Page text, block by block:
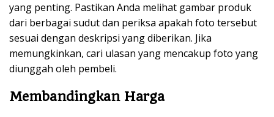
yang penting. Pastikan Anda melihat gambar produk
dari berbagai sudut dan periksa apakah foto tersebut
sesuai dengan deskripsi yang diberikan. Jika
memungkinkan, cari ulasan yang mencakup foto yang
diunggah oleh pembeli.
Membandingkan Harga